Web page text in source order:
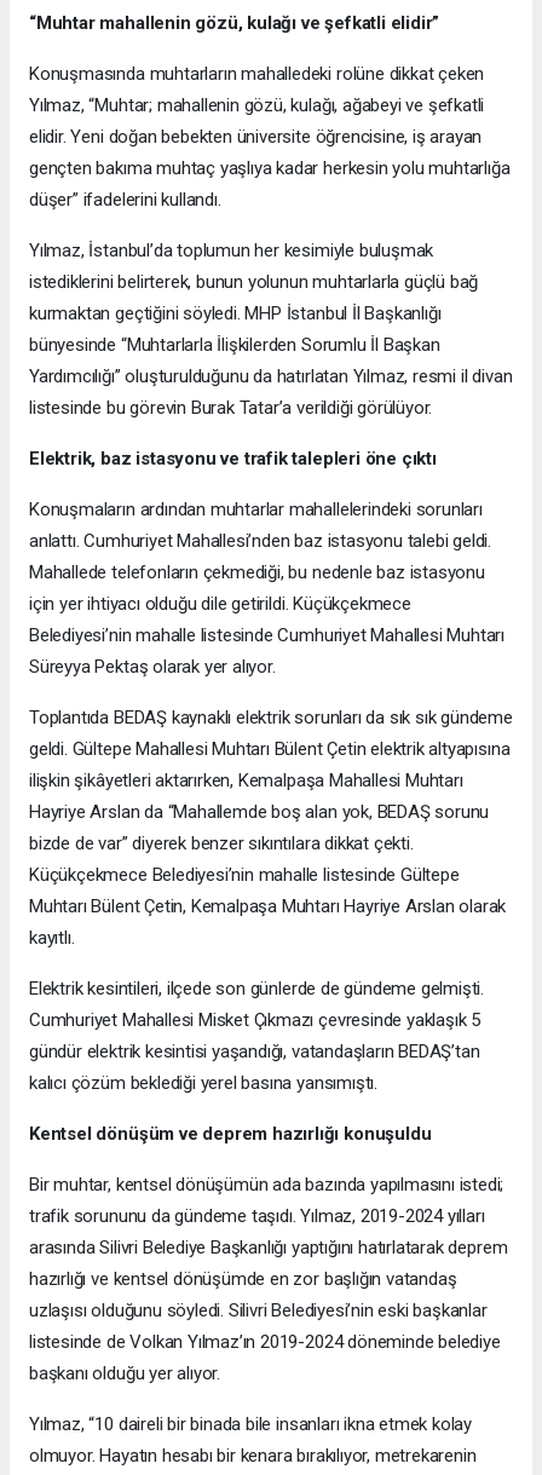
“Muhtar mahallenin gözü, kulağı ve şefkatli elidir”
Konuşmasında muhtarların mahalledeki rolüne dikkat çeken
Yılmaz, “Muhtar; mahallenin gözü, kulağı, ağabeyi ve şefkatli
elidir. Yeni doğan bebekten üniversite öğrencisine, iş arayan
gençten bakıma muhtaç yaşlıya kadar herkesin yolu muhtarlığa
düşer” ifadelerini kullandı.
Yılmaz, İstanbul’da toplumun her kesimiyle buluşmak
istediklerini belirterek, bunun yolunun muhtarlarla güçlü bağ
kurmaktan geçtiğini söyledi. MHP İstanbul İl Başkanlığı
bünyesinde “Muhtarlarla İlişkilerden Sorumlu İl Başkan
Yardımcılığı” oluşturulduğunu da hatırlatan Yılmaz, resmi il divan
listesinde bu görevin Burak Tatar’a verildiği görülüyor.
Elektrik, baz istasyonu ve trafik talepleri öne çıktı
Konuşmaların ardından muhtarlar mahallelerindeki sorunları
anlattı. Cumhuriyet Mahallesi’nden baz istasyonu talebi geldi.
Mahallede telefonların çekmediği, bu nedenle baz istasyonu
için yer ihtiyacı olduğu dile getirildi. Küçükçekmece
Belediyesi’nin mahalle listesinde Cumhuriyet Mahallesi Muhtarı
Süreyya Pektaş olarak yer alıyor.
Toplantıda BEDAŞ kaynaklı elektrik sorunları da sık sık gündeme
geldi. Gültepe Mahallesi Muhtarı Bülent Çetin elektrik altyapısına
ilişkin şikâyetleri aktarırken, Kemalpaşa Mahallesi Muhtarı
Hayriye Arslan da “Mahallemde boş alan yok, BEDAŞ sorunu
bizde de var” diyerek benzer sıkıntılara dikkat çekti.
Küçükçekmece Belediyesi’nin mahalle listesinde Gültepe
Muhtarı Bülent Çetin, Kemalpaşa Muhtarı Hayriye Arslan olarak
kayıtlı.
Elektrik kesintileri, ilçede son günlerde de gündeme gelmişti.
Cumhuriyet Mahallesi Misket Çıkmazı çevresinde yaklaşık 5
gündür elektrik kesintisi yaşandığı, vatandaşların BEDAŞ’tan
kalıcı çözüm beklediği yerel basına yansımıştı.
Kentsel dönüşüm ve deprem hazırlığı konuşuldu
Bir muhtar, kentsel dönüşümün ada bazında yapılmasını istedi;
trafik sorununu da gündeme taşıdı. Yılmaz, 2019-2024 yılları
arasında Silivri Belediye Başkanlığı yaptığını hatırlatarak deprem
hazırlığı ve kentsel dönüşümde en zor başlığın vatandaş
uzlaşısı olduğunu söyledi. Silivri Belediyesi’nin eski başkanlar
listesinde de Volkan Yılmaz’ın 2019-2024 döneminde belediye
başkanı olduğu yer alıyor.
Yılmaz, “10 daireli bir binada bile insanları ikna etmek kolay
olmuyor. Hayatın hesabı bir kenara bırakılıyor, metrekarenin